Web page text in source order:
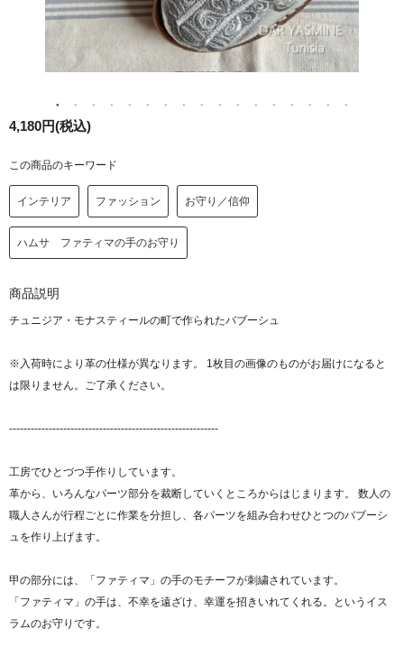
4,180円(税込)
この商品のキーワード
インテリア ファッション お守り／信仰
ハムサ ファティマの手のお守り
商品説明
チュニジア・モナスティールの町で作られたバブーシュ
※入荷時により革の仕様が異なります。 1枚目の画像のものがお届けになると
は限りません。ご了承ください。
----------------------------------------------------------
工房でひとづつ手作りしています。
革から、いろんなパーツ部分を裁断していくところからはじまります。 数人の
職人さんが行程ごとに作業を分担し、各パーツを組み合わせひとつのバブーシ
ュを作り上げます。
甲の部分には、「ファティマ」の手のモチーフが刺繍されています。
「ファティマ」の手は、不幸を遠ざけ、幸運を招きいれてくれる。というイス
ラムのお守りです。